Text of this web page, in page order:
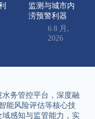
监测与城市内
涝预警利器
6 8 月,
2026
务管控平台，深度融
能风险评估等核心技
感知与监管能力，实